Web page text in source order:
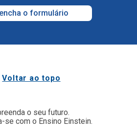
o formulário
Voltar ao topo
o seu futuro.
se com o Ensino Einstein.